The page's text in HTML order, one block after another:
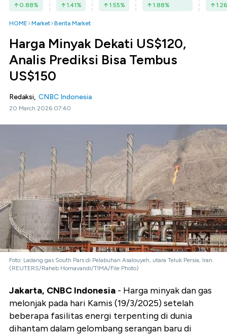
0.88% 1.41% 1.55% 1.88% 1.26
HOME Market Berita Market
Harga Minyak Dekati US$120,
Analis Prediksi Bisa Tembus
US$150
Redaksi, CNBC Indonesia
20 March 2026 07:40
Foto: Ladang gas South Pars di Pelabuhan Asalouyeh, utara Teluk Persia, Iran.
(REUTERS/Raheb Homavandi/TIMA/File Photo)
Jakarta, CNBC Indonesia - Harga minyak dan gas
melonjak pada hari Kamis (19/3/2025) setelah
beberapa fasilitas energi terpenting di dunia
dihantam dalam gelombang serangan baru di